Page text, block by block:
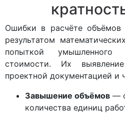
Ошибки в расчёте объёмов
результатом
попыткой умышленного
стоимости. Их
проектной документацией и
Завышение объёмов —
количества единиц